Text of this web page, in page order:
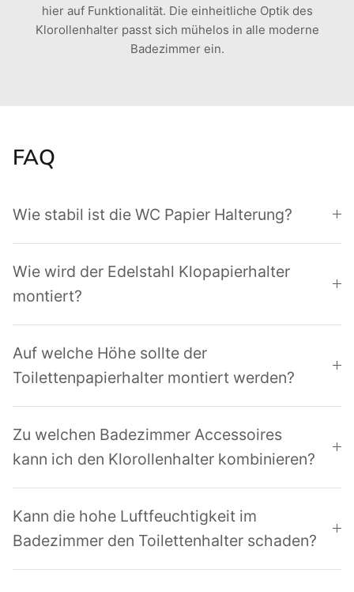
hier auf Funktionalität. Die einheitliche Optik des
Klorollenhalter passt sich mühelos in alle moderne
Badezimmer ein.
FAQ
Wie stabil ist die WC Papier Halterung?
Wie wird der Edelstahl Klopapierhalter
montiert?
Auf welche Höhe sollte der
Toilettenpapierhalter montiert werden?
Zu welchen Badezimmer Accessoires
kann ich den Klorollenhalter kombinieren?
Kann die hohe Luftfeuchtigkeit im
Badezimmer den Toilettenhalter schaden?